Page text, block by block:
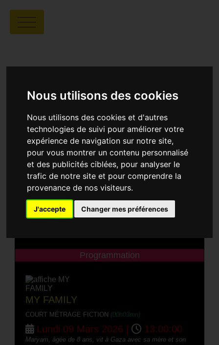
Nous utilisons des cookies
Nous utilisons des cookies et d'autres
technologies de suivi pour améliorer votre
expérience de navigation sur notre site,
pour vous montrer un contenu personnalisé
et des publicités ciblées, pour analyser le
trafic de notre site et pour comprendre la
provenance de nos visiteurs.
J'accepte Changer mes préférences
LYCÉE GÉNÉRAL ET
Lycée général et technologique Jean Vilar
616 avenue du Dr Paul Gâche, 30400
Villeneuve-lès-Avignon
Programmation
MY FAMILY
COURT MÉTRAGE FICTION (00h03mn)
Lundi 09 Mars 2026 | 13:00:00
Maryam, âgée de 8 ans, vit à Gaza avec sa mère et son